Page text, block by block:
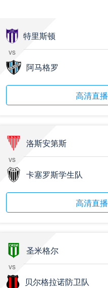
特里斯顿
vs
阿马格罗
高清直播
洛斯安第斯
vs
卡塞罗斯学生队
高清直播
圣米格尔
vs
贝尔格拉诺防卫队